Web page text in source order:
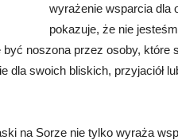
wyrażenie wsparcia dla
pokazuje, że nie
noszona przez osoby, które
dla swoich bliskich, przyjaciół
na Sorze nie tylko wyraża